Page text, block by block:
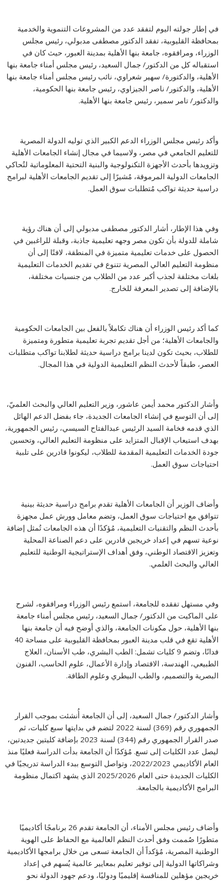
في إطار جولته اليوم لتفقد عدد من المشروعات التنموية والخدمية
بمحافظة القليوبية، تفقد الدكتور مصطفى مدبولي، رئيس مجلس
الوزراء، ومرافقوه، جامعة بنها الأهلية بمدينة العبور، حيث كان في
استقباله كل من الدكتور/ جمال السعيد، رئيس مجلس أمناء جامعة بنها
الأهلية، والدكتورة/ سهير شعراوي، نائب رئيس مجلس أمناء جامعة بنها
الأهلية، والدكتور/ ناصر الجيزاوي، رئيس جامعة بنها الحكومية،
والدكتور/ تامر سمير، رئيس جامعة بنها الأهلية.
وأكد رئيس مجلس الوزراء الدعم الكبير الذي توليه الدولة المصرية
للتعليم الجامعي في مصر، ولاسيما في مجال إنشاء الجامعات الأهلية
وتزويدها بأحدث الأجهزة التكنولوجية والبنية التحتية المعلوماتية لتُحاكي
الجامعات الدولية المرموقة، مُشيرًا إلى تقديم الجامعات الأهلية لبرامج
دراسية حديثة تواكب مُتطلبات سوق العمل.
وفي هذا الإطار، أشار الدكتور مصطفى مدبولي إلى أن هناك رؤية
شاملة للدولة بأن تكون مصر وجهه تعليمية جاذبة، وقبلة للراغبين في
الحصول على خدمات تعليمية متميزة في المنطقة، لافتًا إلى أن
منظومة التعليم العالي المصرية تتنوع في تقديم الخدمات التعليمية
بلغات مختلفة لجذب أكبر عدد من الطلاب من جنسيات مختلفة،
بالإضافة إلى تصدير المعرفة للخارج.
كما أكد رئيس الوزراء أن هناك تكاملاً بالفعل بين الجامعات الحكومية
والجامعات الأهلية؛ من أجل تقديم تجربة تعليمية متطورة ومتميزة
للطلاب، بحيث تكون لدينا برامج دراسية حديثة لطلابنا تواكب متطلبات
العصر، طبقاً لأحدث النظم التعليمية الدولية في هذا المجال.
وأشار الدكتور محمد أيمن عاشور، وزير التعليم العالي والبحث العلميّ،
إلى أن التوسع في إنشاء الجامعات الجديدة، جاء بفضل الدعم الهائل
الذي قدمه فخامة السيد الرئيس عبدالفتاح السيسي، رئيس الجمهورية،
بهدف استيعاب الإقبال المتزايد على منظومة التعليم العالي، وتحسين
جودة الخدمات التعليمية المقدمة للطلاب، ليكونوا قادرين على تلبية
احتياجات سوق العمل.
وأضاف الوزير أن الجامعات الأهلية تقدم برامج دراسية حديثة بينية
تتوافق مع احتياجات سوق العمل، وتضم معامل وورش عمل مجهزة
بأحدث النظم والتقنيات التعليمية، مُؤكدًا أن هذه الجامعات تُمثل إضافة
نوعية تسهم في إعداد خريجين قادرين على دعم الصناعة المحلية
وتعزيز الاقتصاد الوطني، وفق أهداف الإستراتيجية الوطنية للتعليم
العالي والبحث العلمي.
وفي مستهل تفقده للجامعة، استمع رئيس الوزراء ومرافقوه، لشرح
على الماكيت من الدكتور/ جمال السعيد، رئيس مجلس أمناء جامعة
بنها الأهلية، حول مكونات الجامعة، والذي أوضح فيه أن جامعة بنها
الأهلية تقع في قلب مدينة العبور بمحافظة القليوبية على مساحة 40
فدانًا، وتضم 9 كليات تشمل: الطب البشري، طب الأسنان، العلاج
الطبيعي، الهندسة، الاقتصاد وإدارة الأعمال، علوم الحاسب، الفنون
البصرية والتصميم، والطب البيطري وعلوم الطاقة.
وأشار الدكتور/ جمال السعيد، إلى أن الجامعة أُنشئت بموجب القرار
الجمهوري رقم (369) لسنة 2022 لتضم في بدايتها سبع كليات، ثم
صدر القرار الجمهوري رقم (344) لسنة 2023 بإضافة كليتين جديدتين،
ليصل عدد الكليات إلى تسع. مُؤكدًا أن الجامعة بدأت الدراسة فعليًا منذ
العام الأكاديمي 2022/2023، وتواصل التوسع ببدء الدراسة تدريجيًا في
الكليات الجديدة حتى العام 2025/2026 الذي يشهد اكتمال منظومة
البرامج الأكاديمية بالجامعة.
وأضاف رئيس مجلس الأمناء، أن الجامعة تقدم 26 برنامجًا أكاديميًا
متطورًا صُممت وفق أحدث النظم العالمية مع الحفاظ على الهوية
الوطنية المصرية، مُؤكداً أن الجامعة تسعى من خلال برامجها الأكاديمية
وشراكاتها الدولية إلى توفير تعليم بمعايير عالمية يُسهم في إعداد
خريجين مؤهلين للمنافسة إقليميًا ودوليًا، ودعم جهود الدولة نحو